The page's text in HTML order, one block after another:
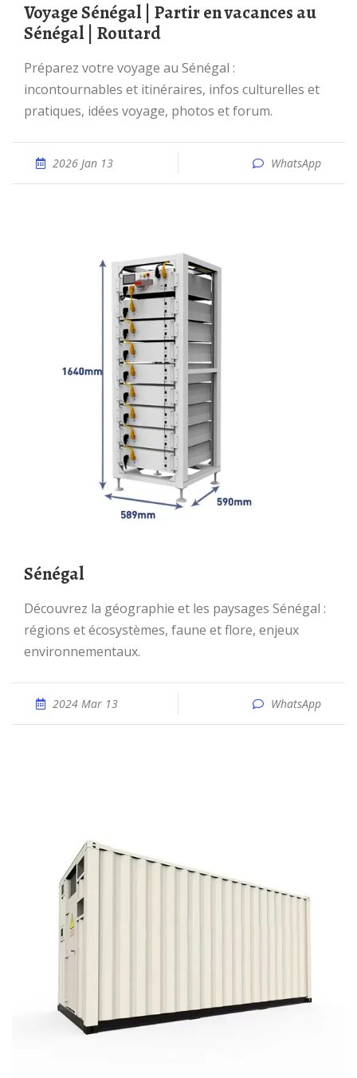
Voyage Sénégal | Partir en vacances au
Sénégal | Routard
Préparez votre voyage au Sénégal :
incontournables et itinéraires, infos culturelles et
pratiques, idées voyage, photos et forum.
2026 Jan 13 WhatsApp
Sénégal
Découvrez la géographie et les paysages Sénégal :
régions et écosystèmes, faune et flore, enjeux
environnementaux.
2024 Mar 13 WhatsApp